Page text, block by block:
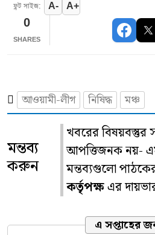
ফন্ট সাইজ: A- A+
0
SHARES
আওয়ামী-লীগ নিষিদ্ধ মঞ্চ
মন্তব্য
করুন
খবরের বিষয়বস্তুর
আপত্তিজনক নয়-
মন্তব্যগুলো
কর্তৃপক্ষএর
এ সপ্তাহের